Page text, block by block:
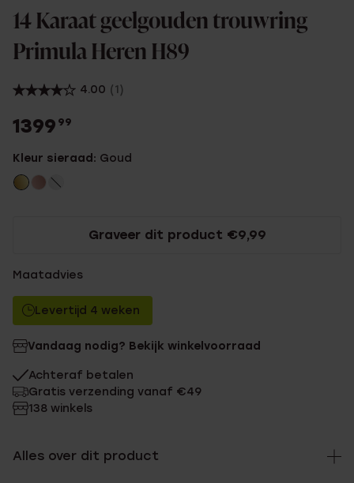
14 Karaat geelgouden trouwring
Primula Heren H89
4.00 (1)
1399 99
Kleur sieraad: Goud
Graveer dit product €9,99
Maatadvies
Levertijd 4 weken
Vandaag nodig? Bekijk winkelvoorraad
Achteraf betalen
Gratis verzending vanaf €49
138 winkels
Alles over dit product